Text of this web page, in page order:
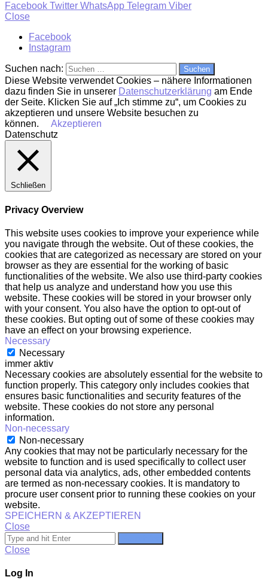
Facebook Twitter WhatsApp Telegram Viber
Close
Facebook
Instagram
Suchen nach:
Diese Website verwendet Cookies – nähere Informationen
dazu finden Sie in unserer Datenschutzerklärung am Ende
der Seite. Klicken Sie auf „Ich stimme zu“, um Cookies zu
akzeptieren und unsere Website besuchen zu
können.
Akzeptieren
Datenschutz
Schließen
Privacy Overview
This website uses cookies to improve your experience while
you navigate through the website. Out of these cookies, the
cookies that are categorized as necessary are stored on your
browser as they are essential for the working of basic
functionalities of the website. We also use third-party cookies
that help us analyze and understand how you use this
website. These cookies will be stored in your browser only
with your consent. You also have the option to opt-out of
these cookies. But opting out of some of these cookies may
have an effect on your browsing experience.
Necessary
Necessary
immer aktiv
Necessary cookies are absolutely essential for the website to
function properly. This category only includes cookies that
ensures basic functionalities and security features of the
website. These cookies do not store any personal
information.
Non-necessary
Non-necessary
Any cookies that may not be particularly necessary for the
website to function and is used specifically to collect user
personal data via analytics, ads, other embedded contents
are termed as non-necessary cookies. It is mandatory to
procure user consent prior to running these cookies on your
website.
SPEICHERN & AKZEPTIEREN
Close
Close
Log In